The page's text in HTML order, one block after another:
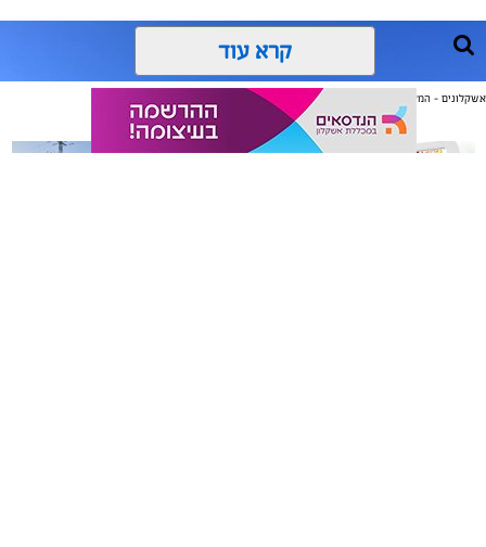
קרא עוד
אשקלונים - המקומון היומי של אשקלון באינטרנט
אולי יעניין אותך גם